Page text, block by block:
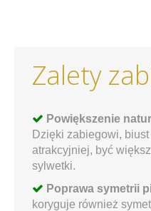
Zalety
Powiększenie
Dzięki zabiegowi,
atrakcyjniej, być
sylwetki.
Poprawa symetrii
koryguje również